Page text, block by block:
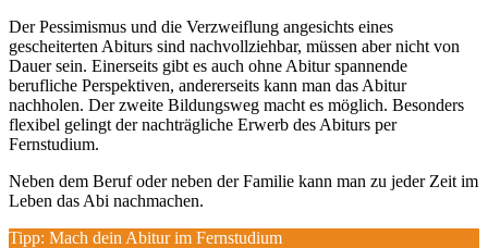
Der Pessimismus und die Verzweiflung angesichts eines
gescheiterten Abiturs sind nachvollziehbar, müssen aber nicht von
Dauer sein. Einerseits gibt es auch ohne Abitur spannende
berufliche Perspektiven, andererseits kann man das Abitur
nachholen. Der zweite Bildungsweg macht es möglich. Besonders
flexibel gelingt der nachträgliche Erwerb des Abiturs per
Fernstudium.
Neben dem Beruf oder neben der Familie kann man zu jeder Zeit im
Leben das Abi nachmachen.
Tipp: Mach dein Abitur im Fernstudium